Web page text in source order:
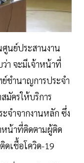
นย์ประสานงาน
า จะมีเจ้าหน้าที่
ชำนาญการประจำ
มัครให้บริการ
จำจากงานหลัก ซึ่ง
น้าที่ติดตามผู้ติด
ดเชื้อโควิด-19